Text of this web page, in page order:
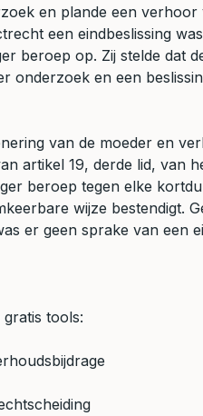
en plande een
een eindbeslissing
beroep op. Zij stelde dat
onderzoek en een
van de moeder en
artikel 19, derde lid, van
beroep tegen elke
wijze bestendigt.
er geen sprake van een
tools: